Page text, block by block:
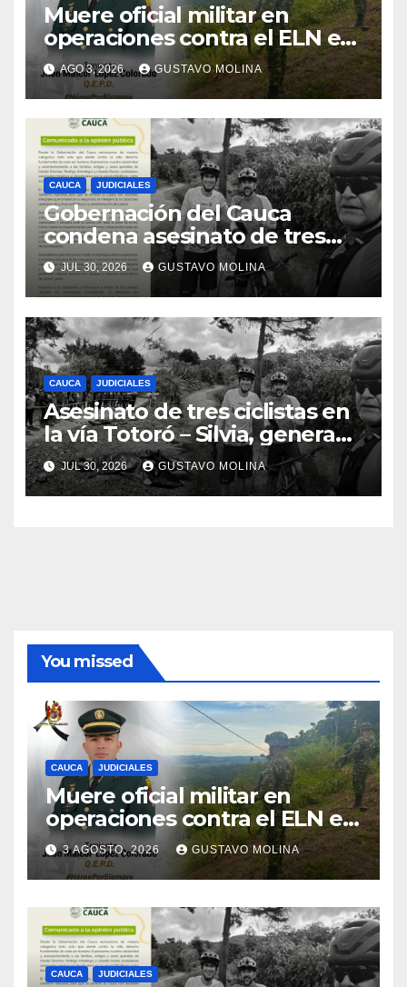
Muere oficial militar en
operaciones contra el ELN en
el sur del Cauca
AGO 3, 2026 GUSTAVO MOLINA
CAUCA JUDICIALES
Gobernación del Cauca
condena asesinato de tres
ciudadanos y exige medidas
urgentes al Gobierno
Nacional
JUL 30, 2026 GUSTAVO MOLINA
CAUCA JUDICIALES
Asesinato de tres ciclistas en
la vía Totoró – Silvia, genera
consternación en el Cauca
JUL 30, 2026 GUSTAVO MOLINA
You missed
CAUCA JUDICIALES
Muere oficial militar en
operaciones contra el ELN en
el sur del Cauca
3 AGOSTO, 2026 GUSTAVO MOLINA
CAUCA JUDICIALES